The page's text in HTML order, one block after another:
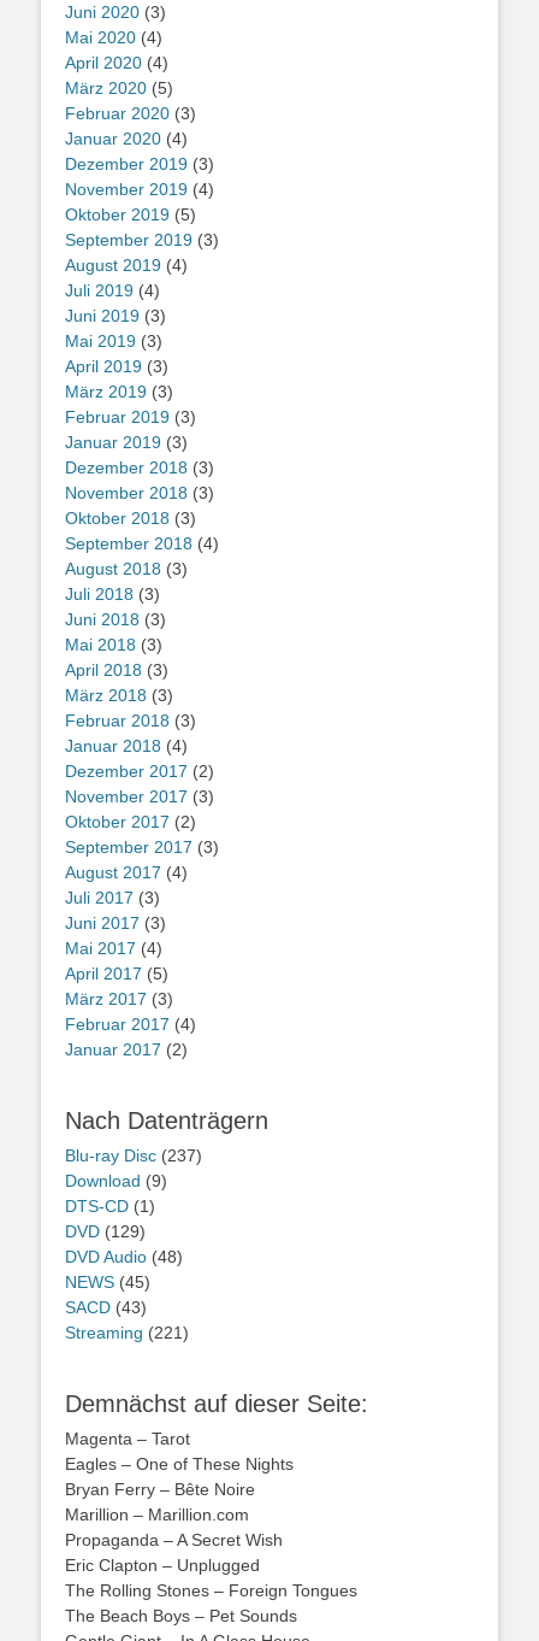
Juni 2020 (3)
Mai 2020 (4)
April 2020 (4)
März 2020 (5)
Februar 2020 (3)
Januar 2020 (4)
Dezember 2019 (3)
November 2019 (4)
Oktober 2019 (5)
September 2019 (3)
August 2019 (4)
Juli 2019 (4)
Juni 2019 (3)
Mai 2019 (3)
April 2019 (3)
März 2019 (3)
Februar 2019 (3)
Januar 2019 (3)
Dezember 2018 (3)
November 2018 (3)
Oktober 2018 (3)
September 2018 (4)
August 2018 (3)
Juli 2018 (3)
Juni 2018 (3)
Mai 2018 (3)
April 2018 (3)
März 2018 (3)
Februar 2018 (3)
Januar 2018 (4)
Dezember 2017 (2)
November 2017 (3)
Oktober 2017 (2)
September 2017 (3)
August 2017 (4)
Juli 2017 (3)
Juni 2017 (3)
Mai 2017 (4)
April 2017 (5)
März 2017 (3)
Februar 2017 (4)
Januar 2017 (2)
Nach Datenträgern
Blu-ray Disc (237)
Download (9)
DTS-CD (1)
DVD (129)
DVD Audio (48)
NEWS (45)
SACD (43)
Streaming (221)
Demnächst auf dieser Seite:
Magenta – Tarot
Eagles – One of These Nights
Bryan Ferry – Bête Noire
Marillion – Marillion.com
Propaganda – A Secret Wish
Eric Clapton – Unplugged
The Rolling Stones – Foreign Tongues
The Beach Boys – Pet Sounds